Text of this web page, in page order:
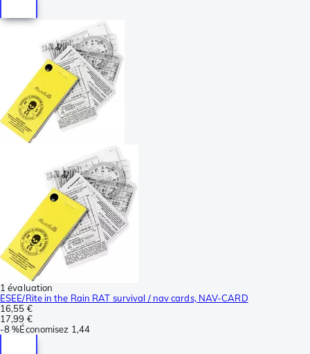
1 évaluation
ESEE/Rite in the Rain RAT survival / nav cards, NAV-CARD
16,55 €
17,99 €
-8 %Économisez 1,44